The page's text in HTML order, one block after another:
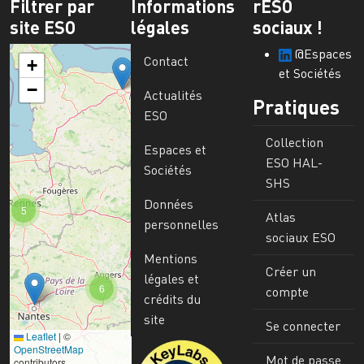
Filtrer par
site ESO
6
5
+
−
Leaflet | ©
OpenStreetMap
Informations
légales
Contact
Actualités
ESO
Espaces et
Sociétés
Données
personnelles
Mentions
légales et
crédits du
site
Image
rESO
sociaux !
@Espaces
et Sociétés
Pratiques
Collection
ESO HAL-
SHS
Atlas
sociaux ESO
Créer un
compte
Se connecter
Mot de passe